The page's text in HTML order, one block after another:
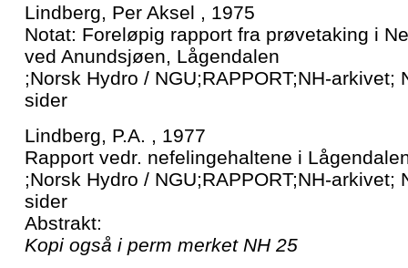
Lindberg, Per Aksel , 1975
Notat: Foreløpig rapport fra prøvetaking i
ved Anundsjøen, Lågendalen
;Norsk Hydro / NGU;RAPPORT;NH-arkivet;
sider
Lindberg, P.A. , 1977
Rapport vedr. nefelingehaltene i
;Norsk Hydro / NGU;RAPPORT;NH-arkivet;
sider
Abstrakt:
Kopi også i perm merket NH 25